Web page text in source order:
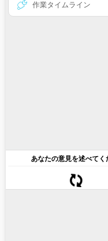
作業タイムライン
あなたの意見を述べてく